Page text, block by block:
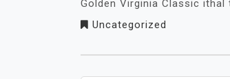
Golden Virginia Classic ithal
Uncategorized